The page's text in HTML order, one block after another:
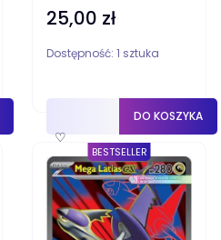
Cena
25,00 zł
Dostępność: 1 sztuka
♡
DO KOSZYKA
BESTSELLER